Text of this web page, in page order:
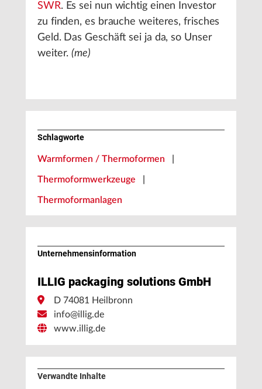
SWR. Es sei nun wichtig einen Investor
zu finden, es brauche weiteres, frisches
Geld. Das Geschäft sei ja da, so Unser
weiter.(me)
Schlagworte
Warmformen / Thermoformen
Thermoformwerkzeuge
Thermoformanlagen
Unternehmens­information
ILLIG packaging solutions GmbH
D 74081 Heilbronn
info@illig.de
www.illig.de
Verwandte Inhalte